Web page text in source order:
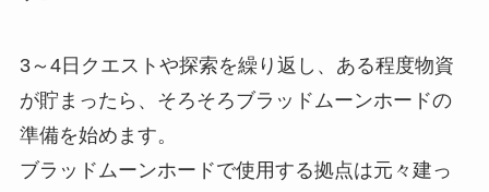
3～4日クエストや探索を繰り返し、ある程度物資
が貯まったら、そろそろブラッドムーンホードの
準備を始めます。
ブラッドムーンホードで使用する拠点は元々建っ